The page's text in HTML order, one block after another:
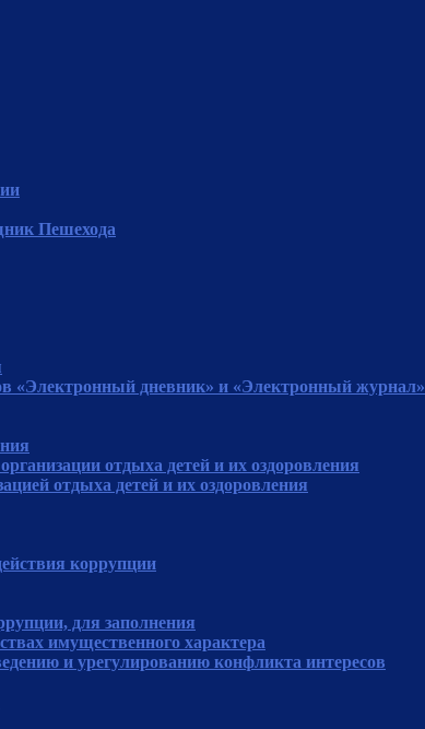
Пешехода
«Электронный дневник» и «Электронный журнал»
отдыха детей и их оздоровления
отдыха детей и их оздоровления
коррупции
для заполнения
имущественного характера
и урегулированию конфликта интересов